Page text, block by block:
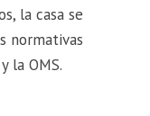
la casa se
normativas
la OMS.